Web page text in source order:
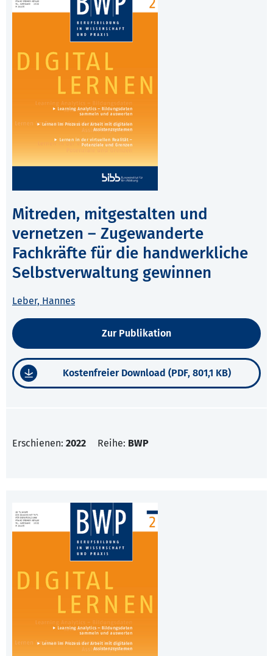
Mitreden, mitgestalten und
vernetzen – Zugewanderte
Fachkräfte für die handwerkliche
Selbstverwaltung gewinnen
Leber, Hannes
Zur Publikation
Kostenfreier Download (PDF, 801,1 KB)
Erschienen: 2022 Reihe: BWP